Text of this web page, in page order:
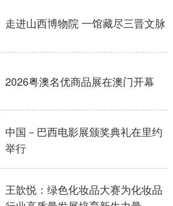
吉林 上海 江苏
河南 湖北 湖南
广西
走进山西博物院 一馆藏尽三晋文脉
2026粤澳名优商品展在澳门开幕
中国－巴西电影展颁奖典礼在里约
举行
王歆悦：绿色化妆品大赛为化妆品